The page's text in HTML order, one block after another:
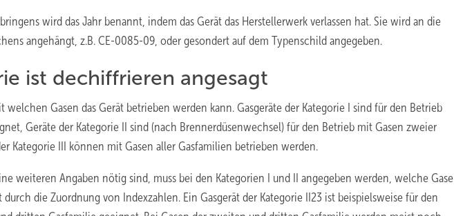
wird das Jahr benannt, indem das Gerät das Herstellerwerk verlassen hat. Sie wird an die
angehängt, z.B. CE-0085-09, oder gesondert auf dem Typenschild angegeben.
ist ­dechiffrieren angesagt
welchen Gasen das Gerät betrieben werden kann. Gasgeräte der Kategorie I sind für den Betrieb
Geräte der Kategorie II sind (nach Brennerdüsenwechsel) für den Betrieb mit Gasen zweier
Kategorie III können mit Gasen aller Gasfamilien betrieben werden.
weiteren Angaben nötig sind, muss bei den Kategorien I und II angegeben werden, welche Gase
die Zuordnung von Indexzahlen. Ein Gasgerät der Kategorie II23 ist beispielsweise für den